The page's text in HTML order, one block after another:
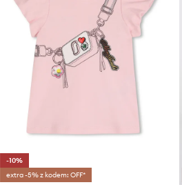
-10%
extra -5% z kodem: OFF*